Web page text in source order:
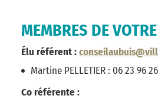
MEMBRES DE
Élu référent :
Martine PELLETIER : 06 23 96
Co référente :